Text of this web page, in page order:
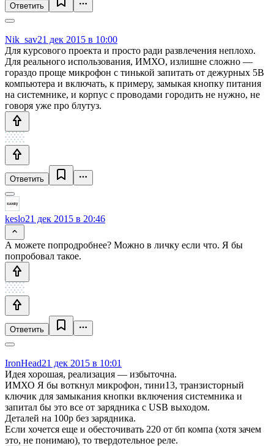
Ответить
Nik_sav21 дек 2015 в 10:00
Для курсового проекта и просто ради развлечения неплохо.
Для реального использования, ИМХО, излишне сложно —
гораздо проще микрофон с тинькой запитать от дежурных 5В
компьютера и включать, к примеру, замыкая кнопку питания
на системнике, и корпус с проводами городить не нужно, не
говоря уже про блутуз.
Ответить
keslo21 дек 2015 в 20:46
А можете попродробнее? Можно в личку если что. Я бы
попробовал такое.
Ответить
IronHead21 дек 2015 в 10:01
Идея хорошая, реализация — избыточна.
ИМХО Я бы воткнул микрофон, тини13, транзисторный
ключик для замыкания кнопки включения системника и
запитал бы это все от зарядника с USB выходом.
Деталей на 100р без зарядника.
Если хочется еще и обесточивать 220 от бп компа (хотя зачем
это, не понимаю), то твердотельное реле.